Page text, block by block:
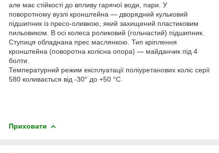
але має стійкості до впливу гарячої води, пари. У
поворотному вузлі кронштейна — дворядний кульковий
підшипник із пресо-оливкою, який захищений пластиковим
пильовиком. В осі колеса роликовий (гольчастий) підшипник.
Ступиця обладнана прес маслянкою. Тип кріплення
кронштейна (поворотна колісна опора) — майданчик під 4
болти.
Температурний режим експлуатації поліуретанових коліс серії
580 коливається від -30° до +50 °C.
Приховати